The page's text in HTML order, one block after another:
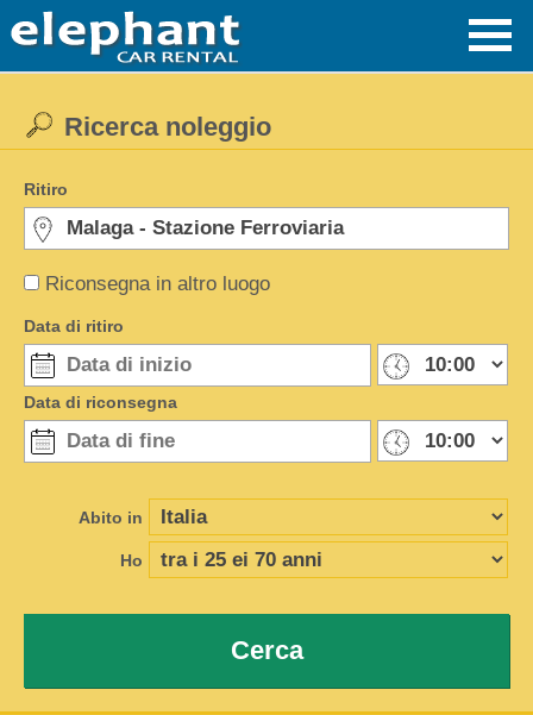
Riconsegna in altro luogo
Ricerca noleggio
Ritiro
Data di ritiro
Data di riconsegna
Abito in
Ho
Cerca